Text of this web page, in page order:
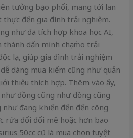
tưởng bạo phổi, mang tới lan
đến gia đình trải nghiệm.
như đã tích hợp khoa học AI,
thành dấn mình chạm̀o trải
lạ, giúp gia đình trải nghiệm
dàng mua kiếm cũng như quản
thiệu thích hợp. Thêm vào ấy,
đồng cũng như đồng cũng
đang khiến đến đến công
rứa đổi đổi mê hoặc hơn bao
50cc cũ là mua chọn tuyệt